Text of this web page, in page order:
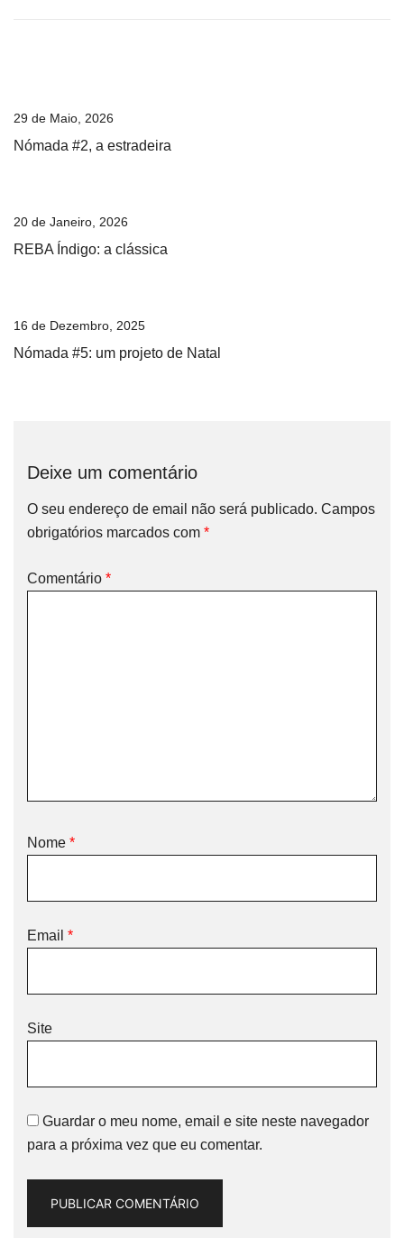
29 de Maio, 2026
Nómada #2, a estradeira
20 de Janeiro, 2026
REBA Índigo: a clássica
16 de Dezembro, 2025
Nómada #5: um projeto de Natal
Deixe um comentário
O seu endereço de email não será publicado. Campos
obrigatórios marcados com *
Comentário *
Nome *
Email *
Site
Guardar o meu nome, email e site neste navegador
para a próxima vez que eu comentar.